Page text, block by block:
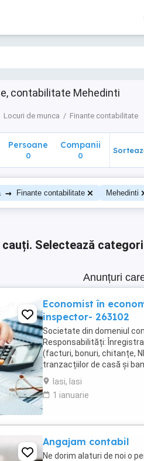
contabilitate Mehedinti
Locuri de munca Finante contabilitate
Persoane
0
Companii
0
→ Finante contabilitate Mehedinti
cauți. Selectează
Anunțuri
Economist în
inspector- 263102
Societate din domeniul
Responsabilități:
(facturi, bonuri, chitanțe,
tranzacțiilor de casă și
clienți și furnizori
Iasi, Iasi
1 ianuarie
Angajam contabil
Ne dorim alaturi de noi o